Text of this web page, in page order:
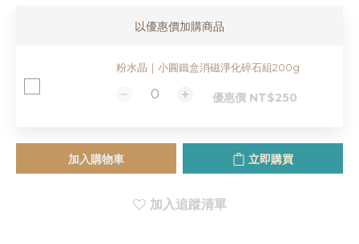
以優惠價加購商品
粉水晶｜小圓鐵盒消磁淨化碎石組200g
優惠價 NT$250
加入購物車 立即購買
加入追蹤清單